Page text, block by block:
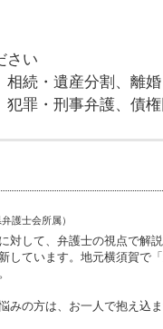
１－２５ー１横須
ご利用ください
問弁護士、犯罪・